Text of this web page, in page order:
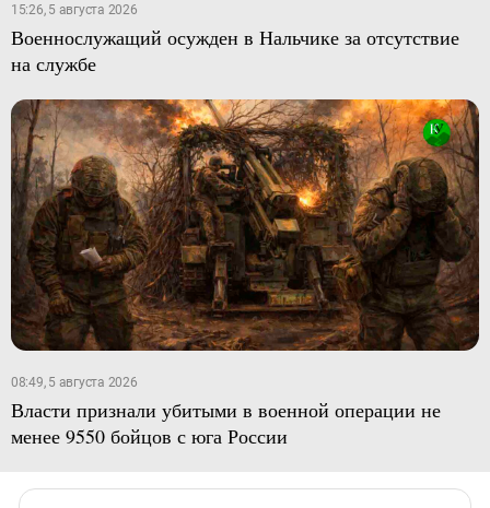
15:26, 5 августа 2026
Военнослужащий осужден в Нальчике за отсутствие
на службе
08:49, 5 августа 2026
Власти признали убитыми в военной операции не
менее 9550 бойцов с юга России